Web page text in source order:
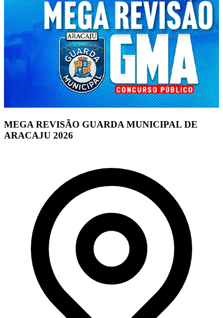
MEGA REVISÃO GUARDA MUNICIPAL DE
ARACAJU 2026